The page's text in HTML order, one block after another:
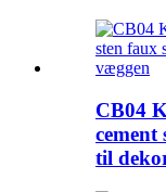
CB04
cement
til